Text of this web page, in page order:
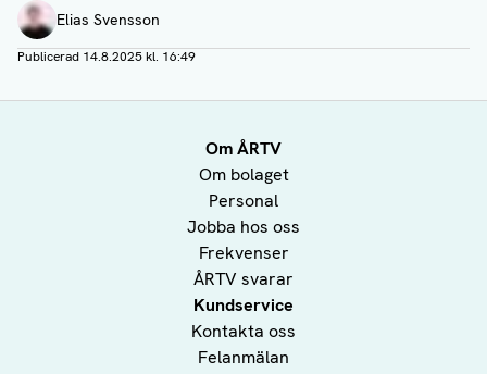
Elias Svensson
Publicerad 14.8.2025 kl. 16:49
Om ÅRTV
Om bolaget
Personal
Jobba hos oss
Frekvenser
ÅRTV svarar
Kundservice
Kontakta oss
Felanmälan